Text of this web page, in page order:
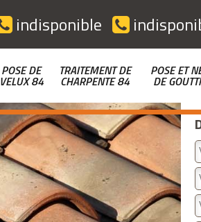
indisponible
POSE DE
VELUX 84
TRAITEMENT DE
CHARPENTE 84
POSE ET
DE